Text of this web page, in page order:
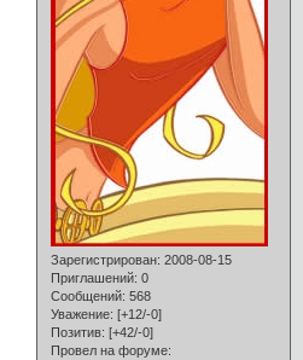
Зарегистрирован: 2008-08-15
Приглашений: 0
Сообщений: 568
Уважение: [+12/-0]
Позитив: [+42/-0]
Провел на форуме: